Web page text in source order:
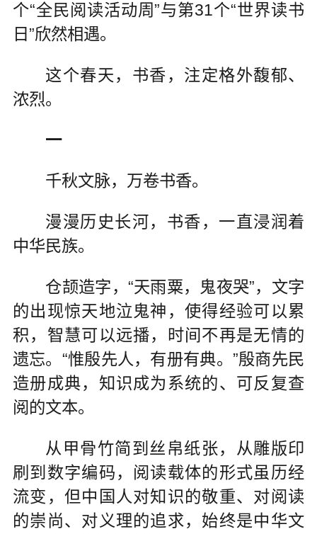
个“全民阅读活动周”与第31个“世界读书
日”欣然相遇。
这个春天，书香，注定格外馥郁、
浓烈。
一
千秋文脉，万卷书香。
漫漫历史长河，书香，一直浸润着
中华民族。
仓颉造字，“天雨粟，鬼夜哭”，文字
的出现惊天地泣鬼神，使得经验可以累
积，智慧可以远播，时间不再是无情的
遗忘。“惟殷先人，有册有典。”殷商先民
造册成典，知识成为系统的、可反复查
阅的文本。
从甲骨竹简到丝帛纸张，从雕版印
刷到数字编码，阅读载体的形式虽历经
流变，但中国人对知识的敬重、对阅读
的崇尚、对义理的追求，始终是中华文